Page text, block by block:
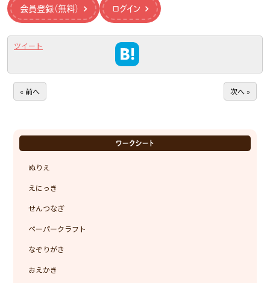
会員登録（無料） ログイン
ツイート
« 前へ 次へ »
ワークシート
ぬりえ
えにっき
せんつなぎ
ペーパークラフト
なぞりがき
おえかき